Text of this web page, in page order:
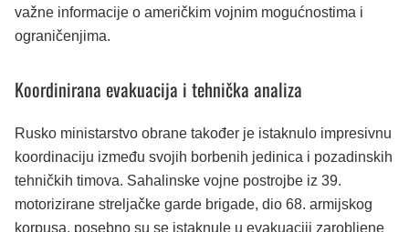
važne informacije o američkim vojnim mogućnostima i
ograničenjima.
Koordinirana evakuacija i tehnička analiza
Rusko ministarstvo obrane također je istaknulo impresivnu
koordinaciju između svojih borbenih jedinica i pozadinskih
tehničkih timova. Sahalinske vojne postrojbe iz 39.
motorizirane streljačke garde brigade, dio 68. armijskog
korpusa, posebno su se istaknule u evakuaciji zarobljene